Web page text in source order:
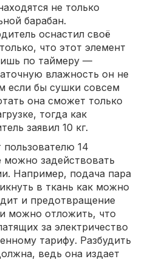
не только
барабан.
оснастил своё
что этот элемент
по таймеру —
влажность он не
если бы сушки совсем
она сможет только
тогда как
заявил 10 кг.
пользователю 14
задействовать
Например, подача пара
в ткань как можно
и предотвращение
можно отложить, что
за электричество
тарифу. Разбудить
ведь она издает